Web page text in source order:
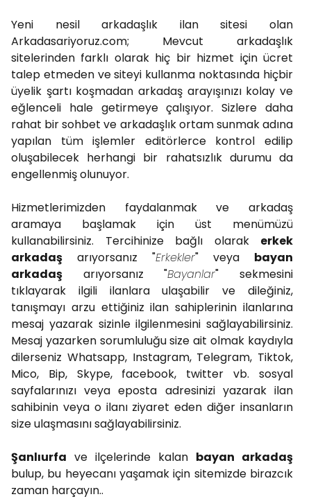
Yeni nesil arkadaşlık ilan sitesi olan
Arkadasariyoruz.com; Mevcut arkadaşlık
sitelerinden farklı olarak hiç bir hizmet için ücret
talep etmeden ve siteyi kullanma noktasında hiçbir
üyelik şartı koşmadan arkadaş arayışınızı kolay ve
eğlenceli hale getirmeye çalışıyor. Sizlere daha
rahat bir sohbet ve arkadaşlık ortam sunmak adına
yapılan tüm işlemler editörlerce kontrol edilip
oluşabilecek herhangi bir rahatsızlık durumu da
engellenmiş olunuyor.
Hizmetlerimizden faydalanmak ve arkadaş
aramaya başlamak için üst menümüzü
kullanabilirsiniz. Tercihinize bağlı olarak erkek
arkadaş arıyorsanız "Erkekler" veya bayan
arkadaş arıyorsanız "Bayanlar" sekmesini
tıklayarak ilgili ilanlara ulaşabilir ve dileğiniz,
tanışmayı arzu ettiğiniz ilan sahiplerinin ilanlarına
mesaj yazarak sizinle ilgilenmesini sağlayabilirsiniz.
Mesaj yazarken sorumluluğu size ait olmak kaydıyla
dilerseniz Whatsapp, Instagram, Telegram, Tiktok,
Mico, Bip, Skype, facebook, twitter vb. sosyal
sayfalarınızı veya eposta adresinizi yazarak ilan
sahibinin veya o ilanı ziyaret eden diğer insanların
size ulaşmasını sağlayabilirsiniz.
Şanlıurfa ve ilçelerinde kalan bayan arkadaş
bulup, bu heyecanı yaşamak için sitemizde birazcık
zaman harçayın..